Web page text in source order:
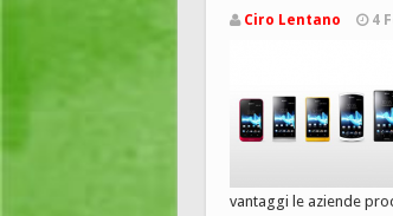
Ciro Lentano 4
vantaggi le aziende